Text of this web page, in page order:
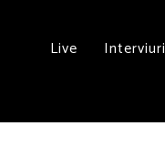
Live Interviuri